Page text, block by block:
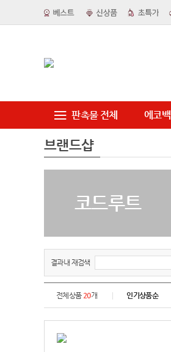
판촉물 전체 에코백
브랜드샵
코드루트
결과내 재검색
전체상품 20개 인기상품순